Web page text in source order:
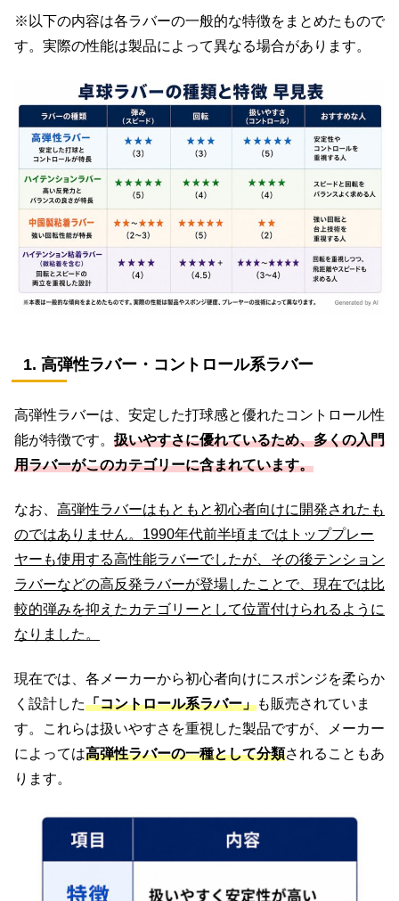
※以下の内容は各ラバーの一般的な特徴をまとめたもので
す。実際の性能は製品によって異なる場合があります。
1. 高弾性ラバー・コントロール系ラバー
高弾性ラバーは、安定した打球感と優れたコントロール性
能が特徴です。 扱いやすさに優れているため、多くの入門
用ラバーがこのカテゴリーに含まれています。
なお、 高弾性ラバーはもともと初心者向けに開発されたも
のではありません。1990年代前半頃まではトッププレー
ヤーも使用する高性能ラバーでしたが、その後テンション
ラバーなどの高反発ラバーが登場したことで、現在では比
較的弾みを抑えたカテゴリーとして位置付けられるように
なりました。
現在では、各メーカーから初心者向けにスポンジを柔らか
く設計した「コントロール系ラバー」も販売されていま
す。これらは扱いやすさを重視した製品ですが、メーカー
によっては高弾性ラバーの一種として分類されることもあ
ります。